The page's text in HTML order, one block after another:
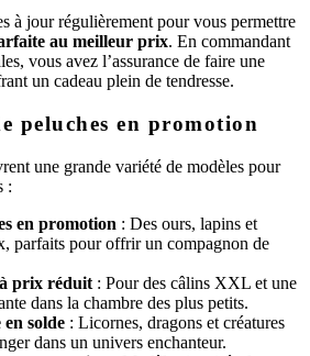
à jour régulièrement pour vous permettre
au meilleur prix. En commandant
vous avez l’assurance de faire une
un cadeau plein de tendresse.
peluches en promotion
une grande variété de modèles pour
:
en promotion : Des ours, lapins et
parfaits pour offrir un compagnon de
à prix réduit : Pour des câlins XXL et une
dans la chambre des plus petits.
en solde : Licornes, dragons et créatures
dans un univers enchanteur.